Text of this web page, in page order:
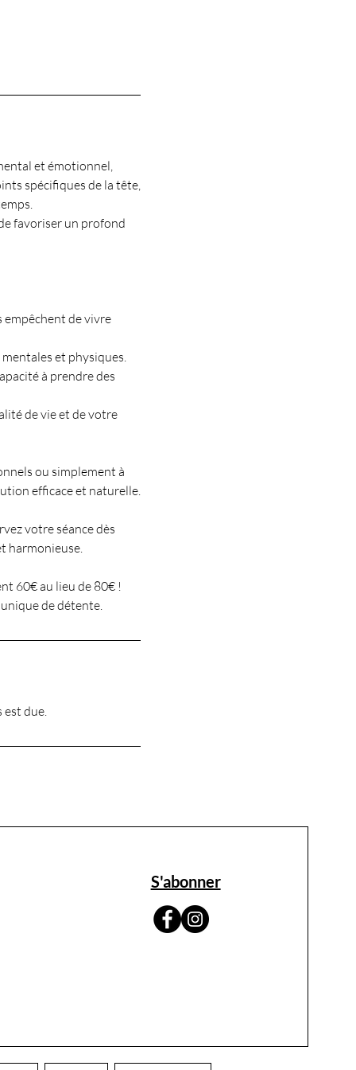
et émotionnel,
spécifiques de la tête,
favoriser un profond
empêchent de vivre
et physiques.
à prendre des
de vie et de votre
ou simplement à
efficace et naturelle.
votre séance dès
harmonieuse.
60€ au lieu de 80€ !
de détente.
est due.
S'abonner